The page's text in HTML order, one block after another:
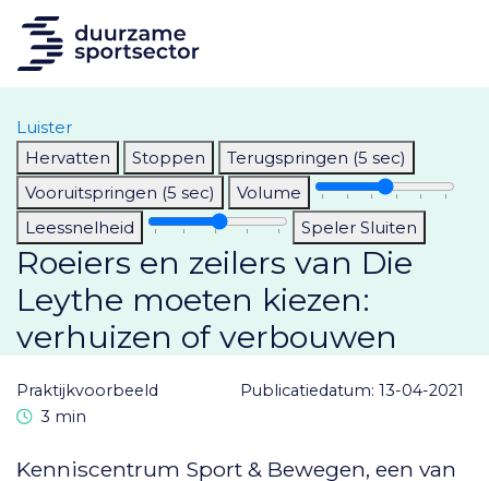
Luister
Hervatten
Stoppen
Terugspringen (5 sec)
Vooruitspringen (5 sec)
Volume
Leessnelheid
Speler Sluiten
Roeiers en zeilers van Die
Leythe moeten kiezen:
verhuizen of verbouwen
praktijkvoorbeeld
Publicatiedatum: 13-04-2021
Leestijd
3 min
Kenniscentrum Sport & Bewegen, een van